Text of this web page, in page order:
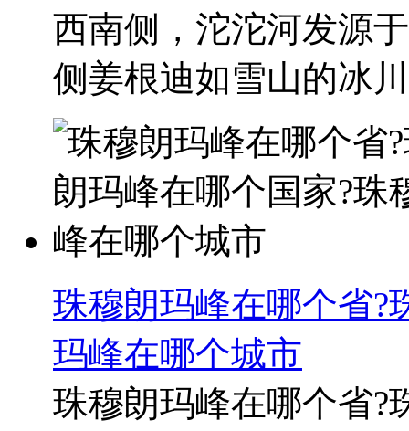
西南侧，沱沱河发源
侧姜根迪如雪山的冰
珠穆朗玛峰在哪个省?
玛峰在哪个城市
珠穆朗玛峰在哪个省?